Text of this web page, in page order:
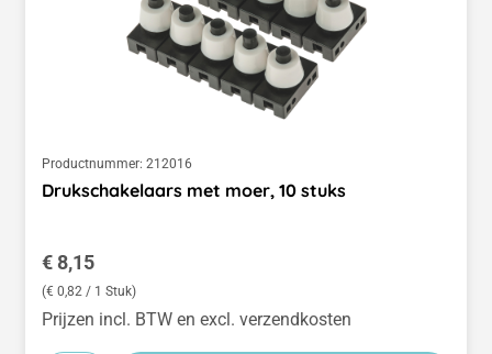
Productnummer: 212016
Drukschakelaars met moer, 10 stuks
Normale prijs:
€ 8,15
(€ 0,82 / 1 Stuk)
Prijzen incl. BTW en excl. verzendkosten